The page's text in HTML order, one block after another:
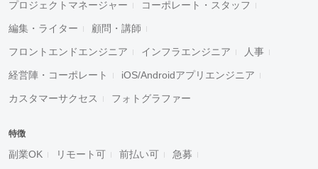
プロジェクトマネージャー コーポレート・スタッフ
編集・ライター 顧問・講師
フロントエンドエンジニア インフラエンジニア 人事
経営陣・コーポレート iOS/Androidアプリエンジニア
カスタマーサクセス フォトグラファー
特徴
副業OK リモート可 前払い可 急募